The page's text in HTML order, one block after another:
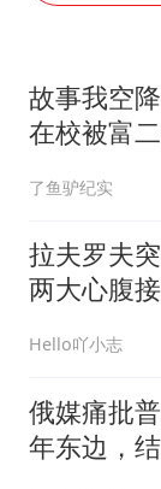
故事我空
在校被富
了鱼驴纪实
拉夫罗夫
两大心腹
Hello吖小志
俄媒痛批
年东边，